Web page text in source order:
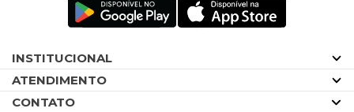
INSTITUCIONAL
ATENDIMENTO
CONTATO